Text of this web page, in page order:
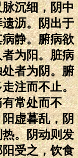
沉细，阴中
沥。阴出于
静。腑病欲
为阳。脏病
者为阴。腑
注而不止。
常处而不
虚暮乱，阴
。阴动则发
受之，饮食